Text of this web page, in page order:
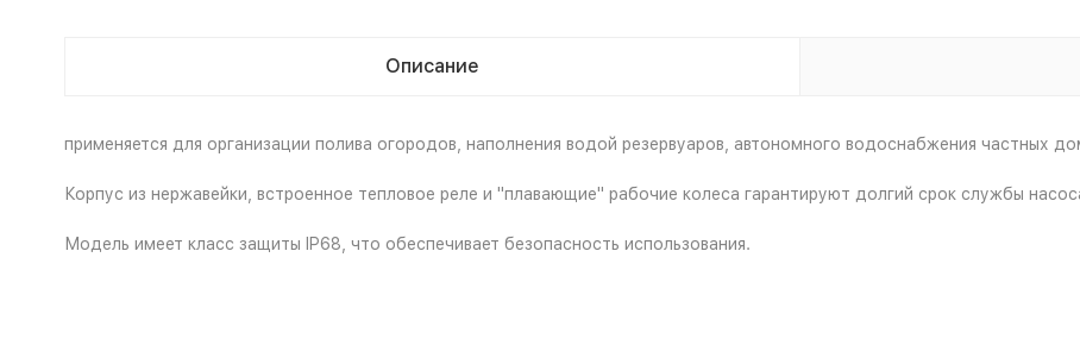
Описание
применяется для организации полива огородов, наполнения водой резервуаров, автономного водоснабжения частных
Корпус из нержавейки, встроенное тепловое реле и "плавающие" рабочие колеса гарантируют долгий срок службы
Модель имеет класс защиты IP68, что обеспечивает безопасность использования.